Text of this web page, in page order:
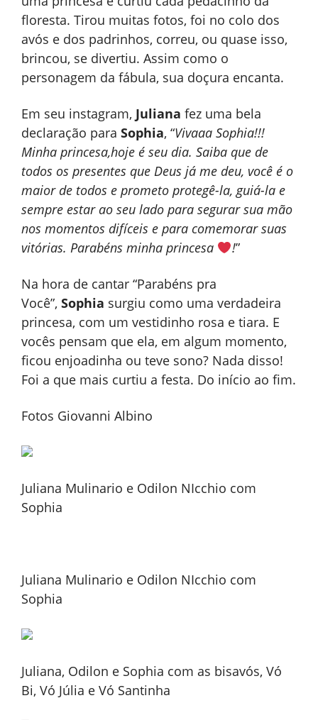
floresta. Tirou muitas fotos, foi no colo dos
avós e dos padrinhos, correu, ou quase isso,
brincou, se divertiu. Assim como o
personagem da fábula, sua doçura encanta.
Em seu instagram, Juliana fez uma bela
declaração para Sophia, “Vivaaa Sophia!!!
Minha princesa,hoje é seu dia. Saiba que de
todos os presentes que Deus já me deu, você é o
maior de todos e prometo protegê-la, guiá-la e
sempre estar ao seu lado para segurar sua mão
nos momentos difíceis e para comemorar suas
vitórias. Parabéns minha princesa
!”
Na hora de cantar “Parabéns pra
Você”, Sophia surgiu como uma verdadeira
princesa, com um vestidinho rosa e tiara. E
vocês pensam que ela, em algum momento,
ficou enjoadinha ou teve sono? Nada disso!
Foi a que mais curtiu a festa. Do início ao fim.
Fotos Giovanni Albino
Juliana Mulinario e Odilon NIcchio com
Sophia
Juliana Mulinario e Odilon NIcchio com
Sophia
Juliana, Odilon e Sophia com as bisavós, Vó
Bi, Vó Júlia e Vó Santinha